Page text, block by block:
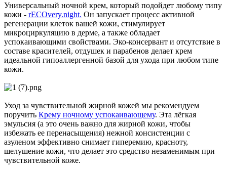
Универсальный ночной крем, который подойдет любому типу
кожи - rECOvery.night. Он запускает процесс активной
регенерации клеток вашей кожи, стимулирует
микроциркуляцию в дерме, а также обладает
успокаивающими свойствами. Эко-консервант и отсутствие в
составе красителей, отдушек и парабенов делает крем
идеальной гипоаллергенной базой для ухода при любом типе
кожи.
Уход за чувствительной жирной кожей мы рекомендуем
поручить Крему ночному успокаивающему. Эта лёгкая
эмульсия (а это очень важно для жирной кожи, чтобы
избежать ее перенасыщения) нежной консистенции с
азуленом эффективно снимает гиперемию, красноту,
шелушение кожи, что делает это средство незаменимым при
чувствительной коже.